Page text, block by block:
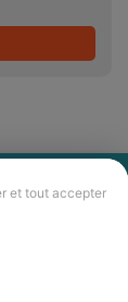
et tout accepter